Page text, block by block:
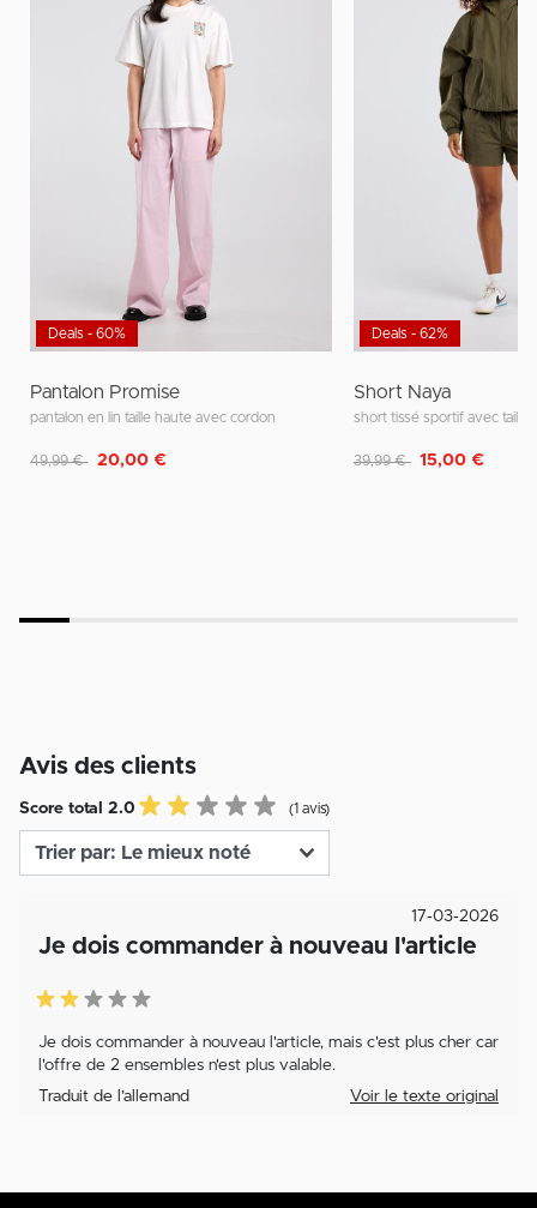
Deals - 60%
Pantalon Promise
pantalon en lin taille haute avec cordon
Remise de
49,99 € 20,00 €
Deals - 62%
Short Naya
short tissé sportif avec taille
Remise de
39,99 € 15,00 €
Avis des clients
Score total 2.0 (1 avis)
Je dois commander à nouveau l'article
Je dois commander à nouveau l'article, mais c'est plus cher car
l'offre de 2 ensembles n'est plus valable.
17-03-2026
Traduit de l’allemand Voir le texte original